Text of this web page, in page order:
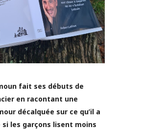
fait ses débuts de
en racontant une
décalquée sur ce qu’il a
si les garçons lisent moins